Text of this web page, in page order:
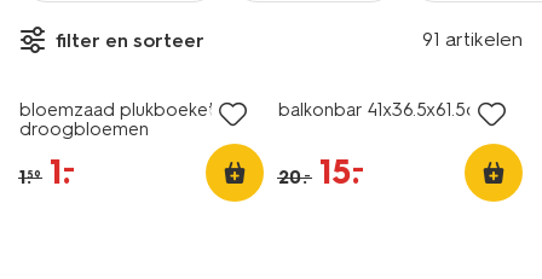
filter en sorteer 91 artikelen
sale
bloemzaad plukboeket
droogbloemen
1.59 1.
–
balkonbar 41x36.5x61.5cm
20.– 15.
–